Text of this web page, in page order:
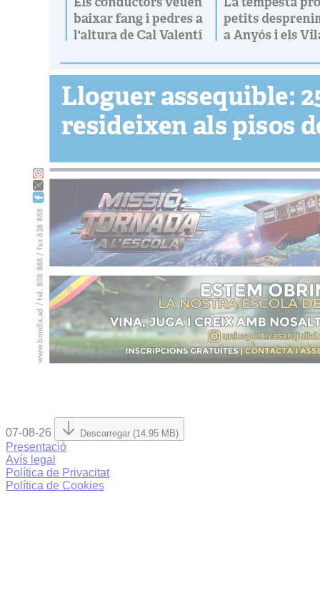
07-08-26 Descarregar (14.95 MB)
Presentació
Avís legal
Política de Privacitat
Política de Cookies